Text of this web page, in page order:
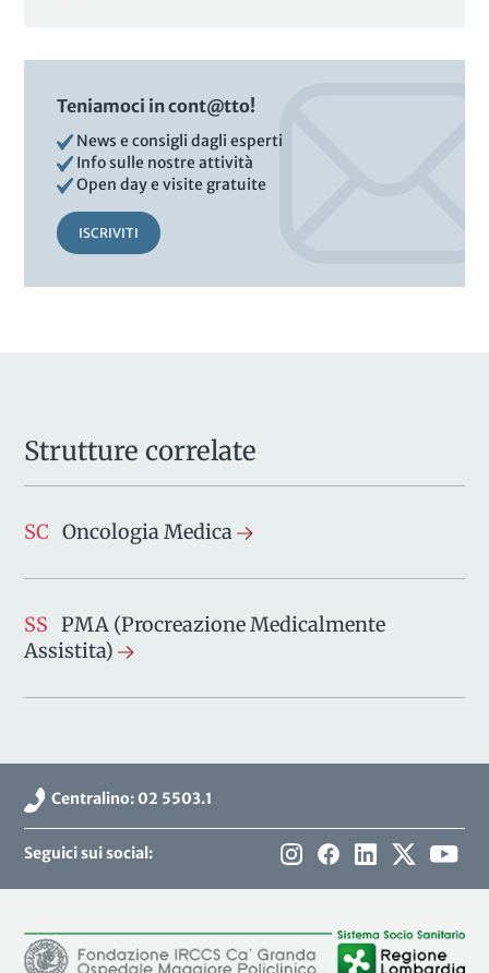
Teniamoci in cont@tto!
News e consigli dagli esperti
Info sulle nostre attività
Open day e visite gratuite
ISCRIVITI
Strutture correlate
SC Oncologia Medica
SS PMA (Procreazione Medicalmente
Assistita)
Centralino: 02 5503.1
Seguici sui social: